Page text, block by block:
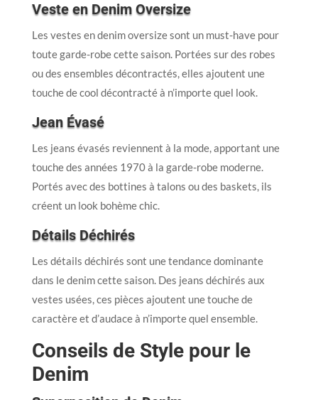
Veste en Denim Oversize
Les vestes en denim oversize sont un must-have pour
toute garde-robe cette saison. Portées sur des robes
ou des ensembles décontractés, elles ajoutent une
touche de cool décontracté à n’importe quel look.
Jean Évasé
Les jeans évasés reviennent à la mode, apportant une
touche des années 1970 à la garde-robe moderne.
Portés avec des bottines à talons ou des baskets, ils
créent un look bohème chic.
Détails Déchirés
Les détails déchirés sont une tendance dominante
dans le denim cette saison. Des jeans déchirés aux
vestes usées, ces pièces ajoutent une touche de
caractère et d’audace à n’importe quel ensemble.
Conseils de Style pour le
Denim